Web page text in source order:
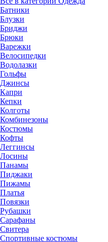
Батники
Блузки
Бриджи
Брюки
Варежки
Велосипедки
Водолазки
Гольфы
Джинсы
Капри
Кепки
Колготы
Комбинезоны
Костюмы
Кофты
Леггинсы
Лосины
Панамы
Пиджаки
Пижамы
Платья
Повязки
Рубашки
Сарафаны
Свитера
Спортивные костюмы